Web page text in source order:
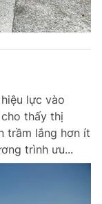
lực vào
cho thấy thị
trầm lắng hơn ít
trình ưu...